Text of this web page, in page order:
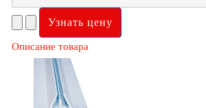
Описание товара